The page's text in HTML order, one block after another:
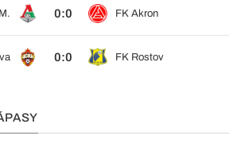
0:0 FK Akron
0:0 FK Rostov